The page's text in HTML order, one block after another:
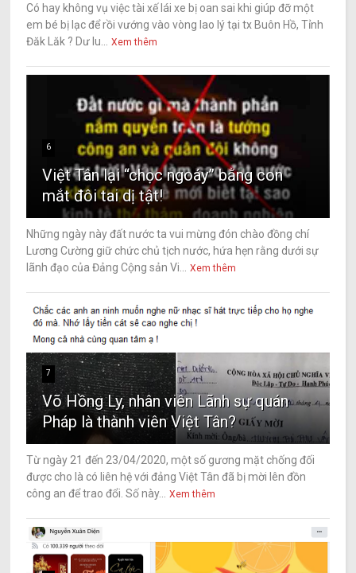
Có hay không vụ việc tài xế lái xe bị oan sai khi giúp đỡ một
em bé bị lạc để rồi vướng vào vòng lao lý tại tx Buôn Hồ, Tỉnh
Đăk Lăk ? Dư lu...
Xem thêm
6
Việt Tân lại “chọc ngoáy” bằng con
mắt đôi tai dị tật!
Những ngày này đất nước ta vui mừng đón chào đồng chí
Lương Cường giữ chức chủ tịch nước, hứa hẹn rằng dưới sự
lãnh đạo của Đảng Cộng sản Vi...
Xem thêm
7
Võ Hồng Ly, nhân viên Lãnh sự quán
Pháp là thành viên Việt Tân?
Từ ngày 21 đến 23/04/2020, một số gương mặt chống đối
được cho là có liên hệ với đảng Việt Tân đã bị mời lên đồn
công an để trao đổi. Số này...
Xem thêm